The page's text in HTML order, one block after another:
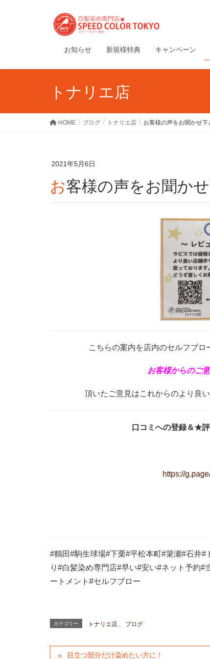
お知らせ 新規様特典 キャンペーン
トナリエ店
HOME ブログ トナリエ店 お客様の声をお聞かせ下
2021年5月6日
お客様の声をお聞か
こちらの案内を店内のセルフブロ
お客様からのご
頂いたご意見はこれからのより良
口コミへの登録＆★
https://
#鶴田#駒生球場#下栗#平松本町#簗瀬#石井
り#白髪染め専門店#早い#安い#ネット予約#
ートメント#セルフブロー
カテゴリー トナリエ店 、 ブログ
目立つ部分だけ染めたい方に！